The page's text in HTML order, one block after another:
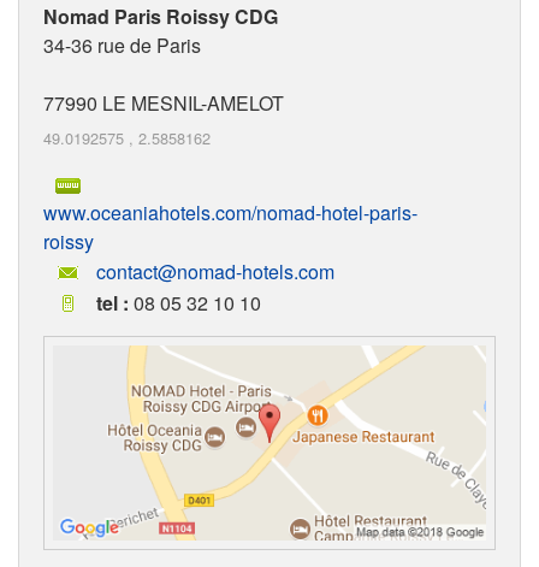
Nomad Paris Roissy CDG
34-36 rue de Paris
77990 LE MESNIL-AMELOT
49.0192575 , 2.5858162
www.oceaniahotels.com/nomad-hotel-paris-
roissy
contact@nomad-hotels.com
tel : 08 05 32 10 10